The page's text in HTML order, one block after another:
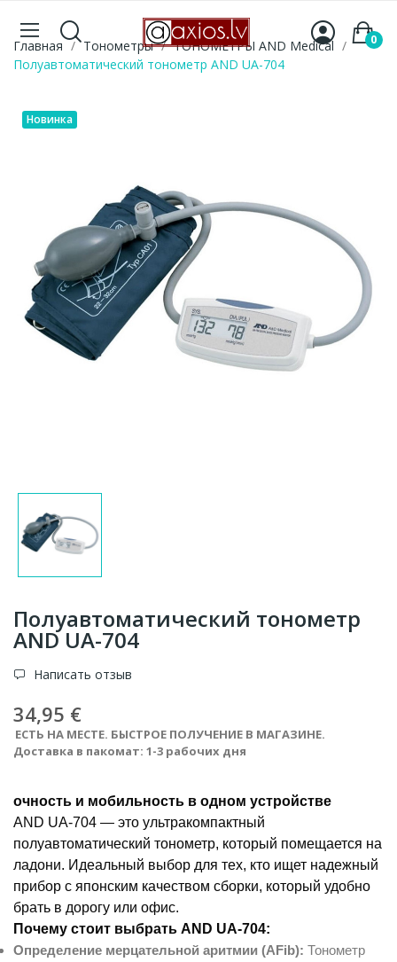
0
Главная Тонометры
ТОНОМЕТРЫ AND Medical
Полуавтоматический тонометр AND UA-704
Новинка
Полуавтоматический тонометр
AND UA-704
Написать отзыв
34,95 €
ЕСТЬ НА МЕСТЕ. БЫСТРОЕ ПОЛУЧЕНИЕ В МАГАЗИНЕ.
Доставка в пакомат: 1-3 рабочих дня
очность и мобильность в одном устройстве
AND UA-704 — это ультракомпактный
полуавтоматический тонометр, который помещается на
ладони. Идеальный выбор для тех, кто ищет надежный
прибор с японским качеством сборки, который удобно
брать в дорогу или офис.
Почему стоит выбрать AND UA-704:
Определение мерцательной аритмии (AFib): Тонометр